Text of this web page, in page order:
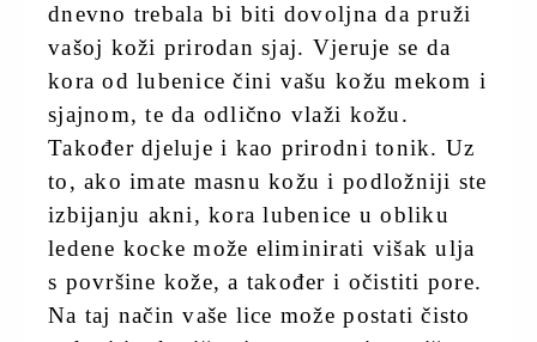
dnevno trebala bi biti dovoljna da pruži
vašoj koži prirodan sjaj. Vjeruje se da
kora od lubenice čini vašu kožu mekom i
sjajnom, te da odlično vlaži kožu.
Također djeluje i kao prirodni tonik. Uz
to, ako imate masnu kožu i podložniji ste
izbijanju akni, kora lubenice u obliku
ledene kocke može eliminirati višak ulja
s površine kože, a također i očistiti pore.
Na taj način vaše lice može postati čisto